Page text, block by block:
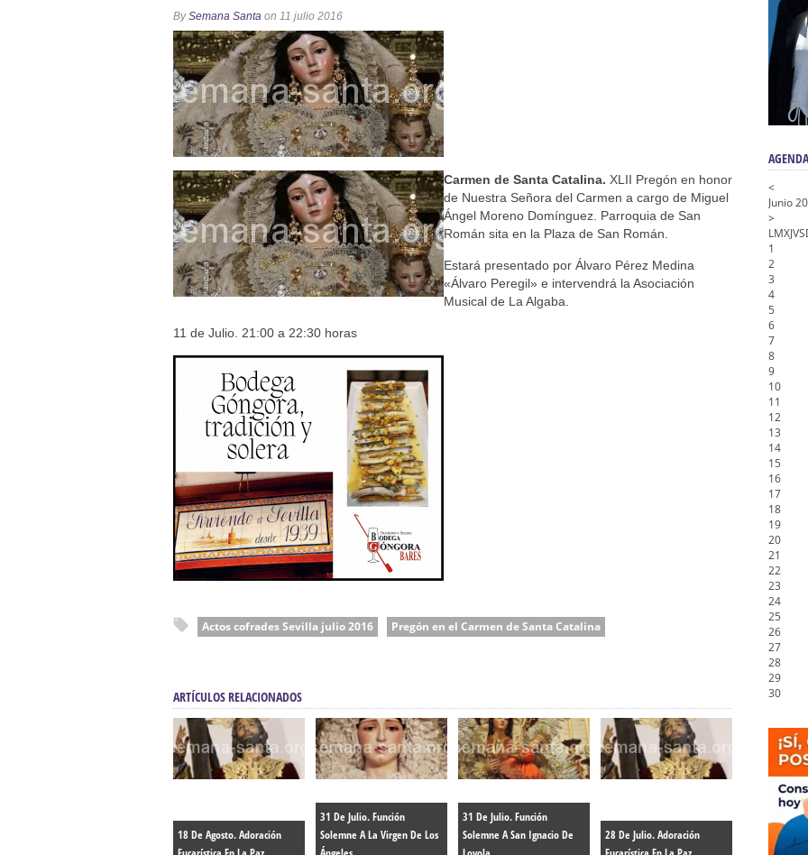
Besapié y Besamano en la Quinta Angustia
Gitanos: Besamanos del Señor de la Salud
Besamanos del Señor de la Divina Misericordia, Vía Crucis y Traslado – Siete Palabras
Solemne y devoto Besapiés en honor de Nuestro Padre Jesús de la Pasión
BySemana Santa on 11 julio 2016
Carmen de Santa Catalina. XLII Pregón en honor
de Nuestra Señora del Carmen a cargo de Miguel
Ángel Moreno Domínguez. Parroquia de San
Román sita en la Plaza de San Román.
Estará presentado por Álvaro Pérez Medina
«Álvaro Peregil» e intervendrá la Asociación
Musical de La Algaba.
11 de Julio. 21:00 a 22:30 horas
Actos cofrades Sevilla julio 2016 Pregón en el Carmen de Santa Catalina
ARTÍCULOS RELACIONADOS
18 De Agosto. Adoración
31 De Julio. Función
Solemne A La Virgen De Los
31 De Julio. Función
Solemne A San Ignacio De
28 De Julio. Adoración
<
Junio
>
LMXJVS
1
2
3
4
5
6
7
8
9
10
11
12
13
14
15
16
17
18
19
20
21
22
23
24
25
26
27
28
29
30